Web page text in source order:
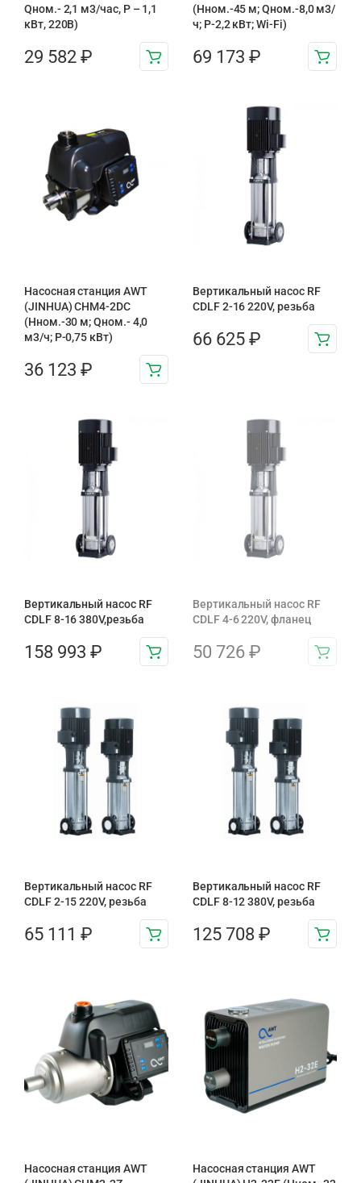
Qном.- 2,1 м3/час, Р – 1,1
кВт, 220В)
29 582 ₽
(Нном.-45 м; Qном.-8,0 м3/
ч; Р-2,2 кВт; Wi-Fi)
69 173 ₽
Насосная станция AWT
(JINHUA) CHM4-2DC
(Hном.-30 м; Qном.- 4,0
м3/ч; P-0,75 кВт)
36 123 ₽
Вертикальный насос RF
CDLF 2-16 220V, резьба
66 625 ₽
Вертикальный насос RF
CDLF 8-16 380V,резьба
158 993 ₽
Вертикальный насос RF
CDLF 4-6 220V, фланец
50 726 ₽
Вертикальный насос RF
CDLF 2-15 220V, резьба
65 111 ₽
Вертикальный насос RF
CDLF 8-12 380V, резьба
125 708 ₽
Насосная станция AWT
Насосная станция AWT